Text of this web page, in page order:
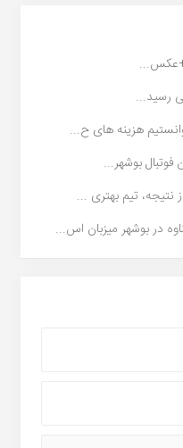
رسید...
هزینه های ح...
فوتبال بوشهر...
نتیجه، تیم بهتری ...
در بوشهر میزبان اس...